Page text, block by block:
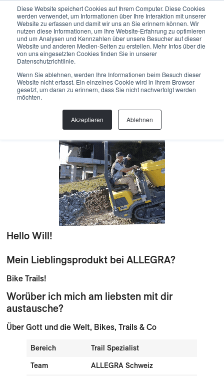
Diese Website speichert Cookies auf Ihrem Computer. Diese Cookies
werden verwendet, um Informationen über Ihre Interaktion mit unserer
Website zu erfassen und damit wir uns an Sie erinnern können. Wir
nutzen diese Informationen, um Ihre Website-Erfahrung zu optimieren
und um Analysen und Kennzahlen über unsere Besucher auf dieser
Website und anderen Medien-Seiten zu erstellen. Mehr Infos über die
von uns eingesetzten Cookies finden Sie in unserer
Datenschutzrichtlinie.
Wenn Sie ablehnen, werden Ihre Informationen beim Besuch dieser
Website nicht erfasst. Ein einzelnes Cookie wird in Ihrem Browser
gesetzt, um daran zu erinnern, dass Sie nicht nachverfolgt werden
möchten.
Akzeptieren Ablehnen
Menu
Back
WILL WALKER
Trailspezialist
info@helloallegra.com
Hello Will!
Mein Lieblingsprodukt bei ALLEGRA?
Bike Trails!
Worüber ich mich am liebsten mit dir
austausche?
Über Gott und die Welt, Bikes, Trails & Co
Bereich
Trail Spezialist
Team
ALLEGRA Schweiz